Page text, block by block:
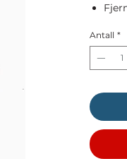
Antall *